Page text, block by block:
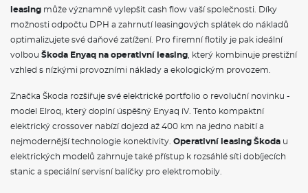
leasing může významně vylepšit cash flow vaší společnosti. Díky
možnosti odpočtu DPH a zahrnutí leasingových splátek do nákladů
optimalizujete své daňové zatížení. Pro firemní flotily je pak ideální
volbou Škoda Enyaq na operativní leasing, který kombinuje prestižní
vzhled s nízkými provozními náklady a ekologickým provozem.
Značka Škoda rozšiřuje své elektrické portfolio o revoluční novinku -
model Elroq, který doplní úspěšný Enyaq iV. Tento kompaktní
elektrický crossover nabízí dojezd až 400 km na jedno nabití a
nejmodernější technologie konektivity. Operativní leasing Škoda u
elektrických modelů zahrnuje také přístup k rozsáhlé síti dobíjecích
stanic a speciální servisní balíčky pro elektromobily.